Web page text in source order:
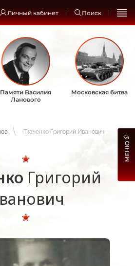
Личный кабинет Поиск
Памяти Василия
Ланового
Московская битва
Ткаченко Григорий Иванович
Григорий
МЕНЮ